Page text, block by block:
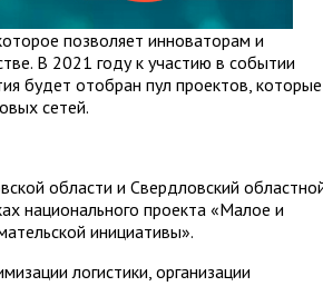
позволяет инноваторам и
В 2021 году к участию в событии
будет отобран пул проектов, которые
сетей.
области и Свердловский
национального проекта «Малое и
инициативы».
логистики, организации